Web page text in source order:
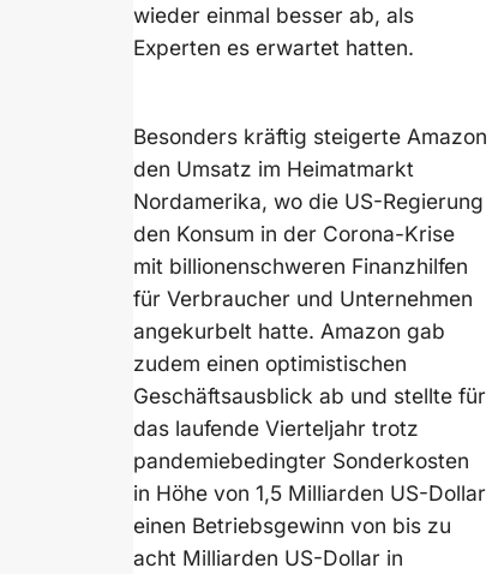
wieder einmal besser ab, als
Experten es erwartet hatten.
Besonders kräftig steigerte Amazon
den Umsatz im Heimatmarkt
Nordamerika, wo die US-Regierung
den Konsum in der Corona-Krise
mit billionenschweren Finanzhilfen
für Verbraucher und Unternehmen
angekurbelt hatte. Amazon gab
zudem einen optimistischen
Geschäftsausblick ab und stellte für
das laufende Vierteljahr trotz
pandemiebedingter Sonderkosten
in Höhe von 1,5 Milliarden US-Dollar
einen Betriebsgewinn von bis zu
acht Milliarden US-Dollar in